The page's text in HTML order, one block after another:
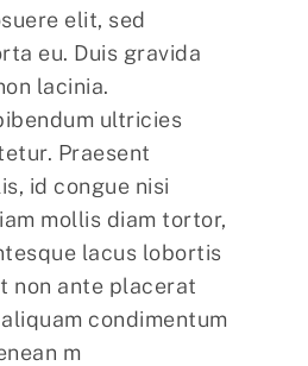
elit, sed
eu. Duis gravida
lacinia.
ultricies
Praesent
id congue nisi
mollis diam tortor,
lacus lobortis
non ante placerat
condimentum
m